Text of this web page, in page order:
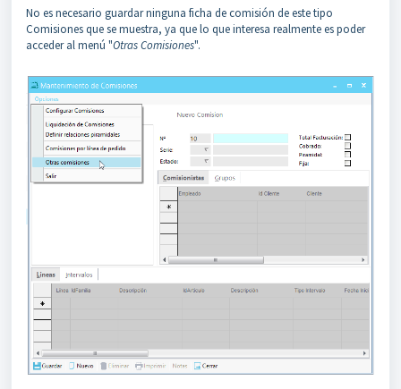
No es necesario guardar ninguna ficha de comisión de este tipo
Comisiones que se muestra, ya que lo que interesa realmente es poder
acceder al menú "Otras Comisiones".